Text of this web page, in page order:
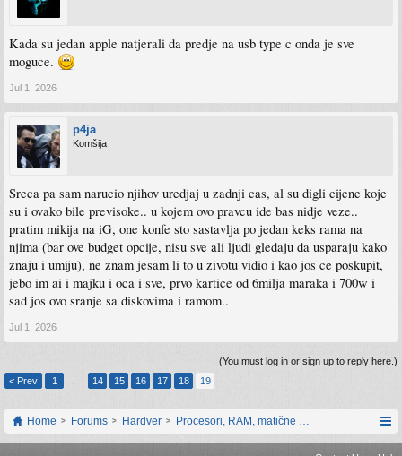
Kada su jedan apple natjerali da predje na usb type c onda je sve
moguce.
Jul 1, 2026
p4ja
Komšija
Sreca pa sam narucio njihov uredjaj u zadnji cas, al su digli cijene koje
su i ovako bile previsoke.. u kojem ovo pravcu ide bas nidje veze..
pratim mikija na iG, one konfe sto sastavlja po jedan keks rama na
njima (bar ove budget opcije, nisu sve ali ljudi gledaju da usparaju kako
znaju i umiju), ne znam jesam li to u zivotu vidio i kao jos ce poskupit,
jebo im ai i majku i oca i sve, prvo kartice od 6milja maraka i 700w i
sad jos ovo sranje sa diskovima i ramom..
Jul 1, 2026
(You must log in or sign up to reply here.)
< Prev
1 ← 14 15 16 17 18 19
Home Forums Hardver Procesori, RAM, matične ploče i grafičke